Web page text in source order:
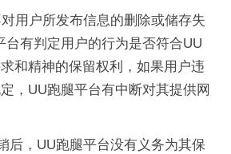
用户所发布信息的删除或储存失
台有判定用户的行为是否符合UU
和精神的保留权利，如果用户违
，UU跑腿平台有中断对其提供网
后，UU跑腿平台没有义务为其保